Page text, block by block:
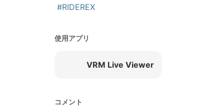
#RIDEREX
使用アプリ
VRM Live Viewer
コメント